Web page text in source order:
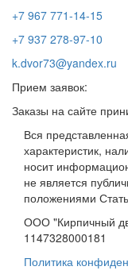
+7 967 771-14-15
+7 937 278-97-10
k.dvor73@yandex.ru
Прием заявок:
Заказы на сайте
Вся
характеристик,
носит
не является
положениями
ООО "Кирпичный
1147328000181
Политика